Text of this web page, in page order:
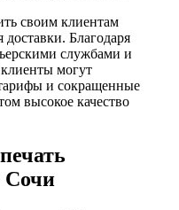
своим клиентам
Благодаря
службами и
могут
и сокращенные
высокое качество
Сочи